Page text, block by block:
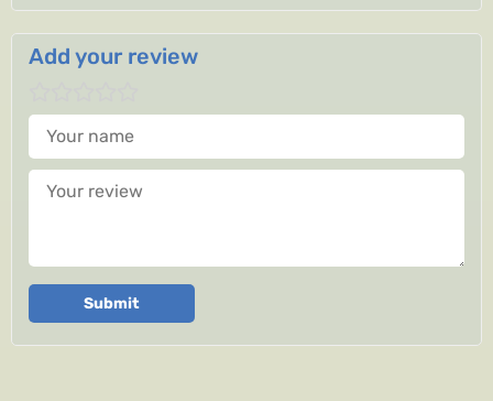
Add your review
Your name
Your review
Submit